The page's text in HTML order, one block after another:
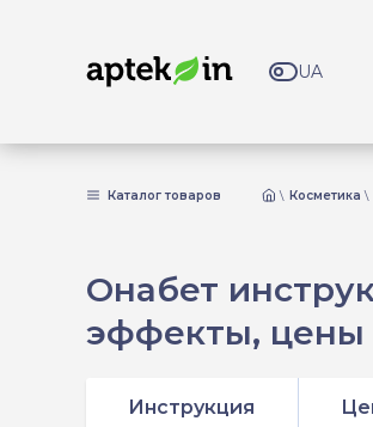
Каталог товаров Косметика
Онабет
эффекты, цены
Инструкция
UA